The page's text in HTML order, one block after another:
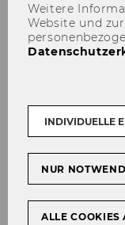
27. November
Für
Hier
Weitere
Website und
INDIVIDUELLE
NUR
ALLE COOKIES